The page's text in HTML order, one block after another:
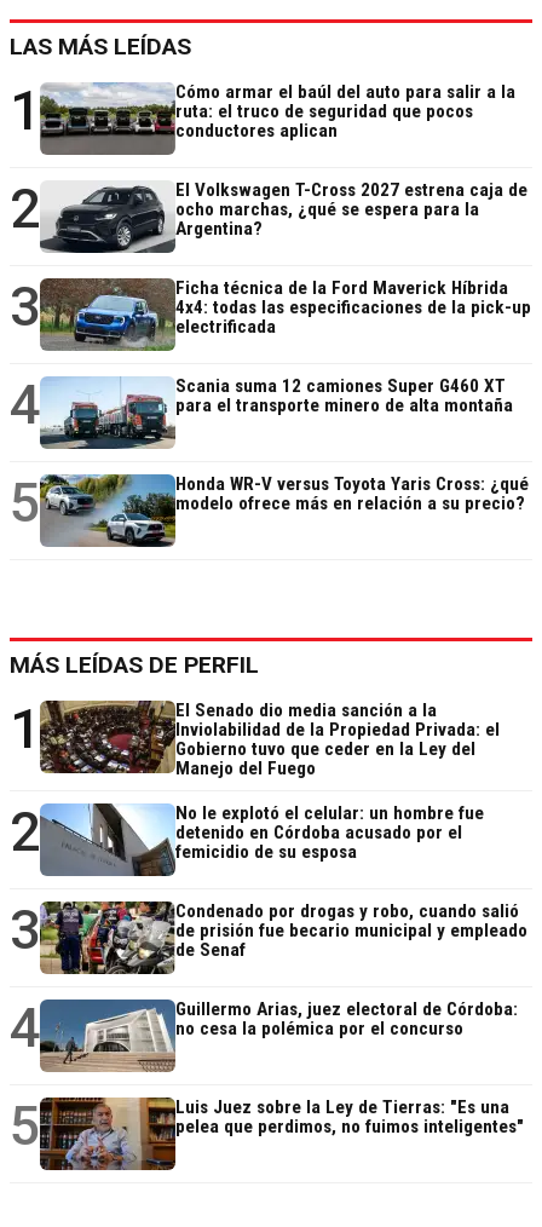
LAS MÁS LEÍDAS
1
Cómo armar el baúl del auto para salir a la
ruta: el truco de seguridad que pocos
conductores aplican
2
El Volkswagen T-Cross 2027 estrena caja de
ocho marchas, ¿qué se espera para la
Argentina?
3
Ficha técnica de la Ford Maverick Híbrida
4x4: todas las especificaciones de la pick-up
electrificada
4
Scania suma 12 camiones Super G460 XT
para el transporte minero de alta montaña
5
Honda WR-V versus Toyota Yaris Cross: ¿qué
modelo ofrece más en relación a su precio?
MÁS LEÍDAS DE PERFIL
1
El Senado dio media sanción a la
Inviolabilidad de la Propiedad Privada: el
Gobierno tuvo que ceder en la Ley del
Manejo del Fuego
2
No le explotó el celular: un hombre fue
detenido en Córdoba acusado por el
femicidio de su esposa
3
Condenado por drogas y robo, cuando salió
de prisión fue becario municipal y empleado
de Senaf
4
Guillermo Arias, juez electoral de Córdoba:
no cesa la polémica por el concurso
5
Luis Juez sobre la Ley de Tierras: "Es una
pelea que perdimos, no fuimos inteligentes"